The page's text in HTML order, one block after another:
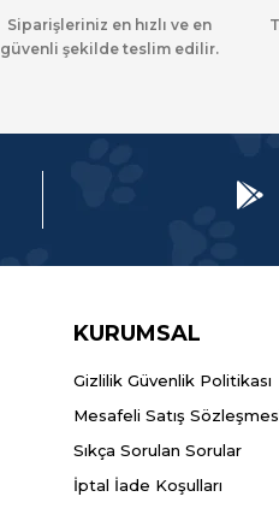
Siparişleriniz en hızlı ve en
güvenli şekilde teslim edilir.
KURUMSAL
Gizlilik Güvenlik Politikası
Mesafeli Satış
Sıkça Sorulan Sorular
İptal İade Koşulları